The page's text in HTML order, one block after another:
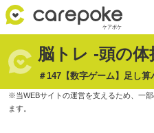
会員登録
ID・パスワードを
脳トレ -頭の体
＃147【数字ゲーム】足し算